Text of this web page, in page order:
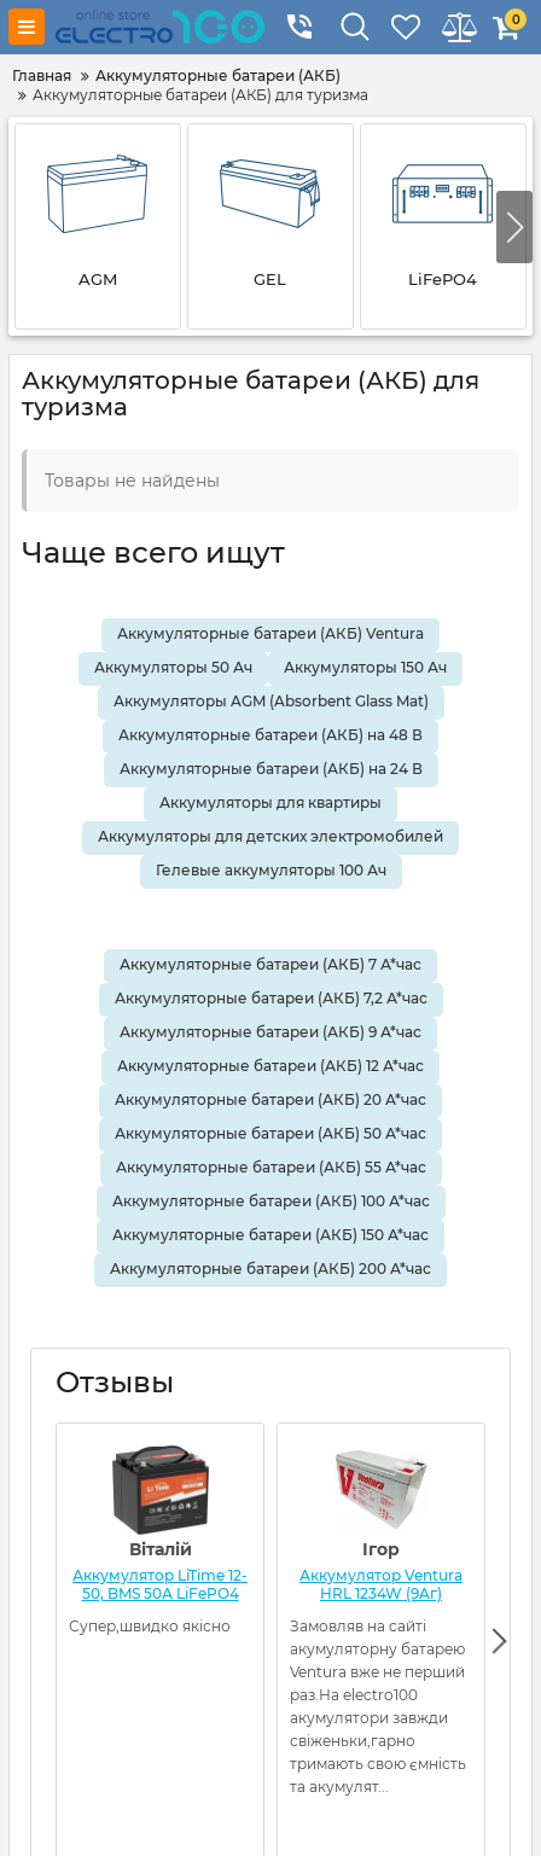
0
Главная
Аккумуляторные батареи (АКБ)
Аккумуляторные батареи (АКБ) для туризма
AGM GEL LiFePO4
Аккумуляторные батареи (АКБ) для
туризма
Товары не найдены
Чаще всего ищут
Аккумуляторные батареи (АКБ) Ventura
Аккумуляторы 50 Ач
Аккумуляторы 150 Ач
Аккумуляторы AGM (Absorbent Glass Mat)
Аккумуляторные батареи (АКБ) на 48 В
Аккумуляторные батареи (АКБ) на 24 В
Аккумуляторы для квартиры
Аккумуляторы для детских электромобилей
Гелевые аккумуляторы 100 Ач
Аккумуляторные батареи (АКБ) 7 А*час
Аккумуляторные батареи (АКБ) 7,2 А*час
Аккумуляторные батареи (АКБ) 9 А*час
Аккумуляторные батареи (АКБ) 12 А*час
Аккумуляторные батареи (АКБ) 20 А*час
Аккумуляторные батареи (АКБ) 50 А*час
Аккумуляторные батареи (АКБ) 55 А*час
Аккумуляторные батареи (АКБ) 100 А*час
Аккумуляторные батареи (АКБ) 150 А*час
Аккумуляторные батареи (АКБ) 200 А*час
Отзывы
Віталій
Аккумулятор LiTime 12-
50, BMS 50А LiFePO4
Супер,швидко якісно
Ігор
Аккумулятор Ventura
HRL 1234W (9Aг)
Замовляв на сайті
акумуляторну батарею
Ventura вже не перший
раз.На electro100
акумулятори завжди
свіженьки,гарно
тримають свою ємність
та акумулят...